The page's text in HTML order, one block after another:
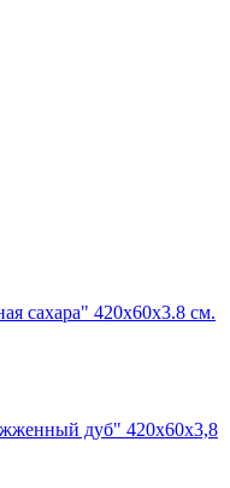
сахара" 420х60х3.8 см.
дуб" 420х60х3,8